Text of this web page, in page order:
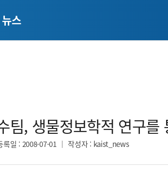
뉴스
팀, 생물정보학적 연구
록일 : 2008-07-01 작성자: kaist_news